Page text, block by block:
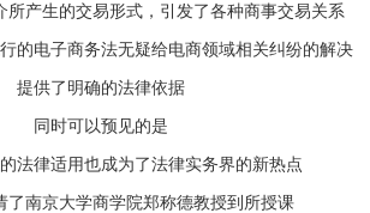
所产生的交易形式，引发了各种商事交易关系
的电子商务法无疑给电商领域相关纠纷的解决
提供了明确的法律依据
同时可以预见的是
法律适用也成为了法律实务界的新热点
了南京大学商学院郑称德教授到所授课